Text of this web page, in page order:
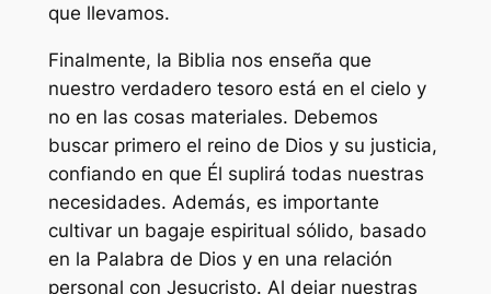
que llevamos.
Finalmente, la Biblia nos enseña que
nuestro verdadero tesoro está en el cielo y
no en las cosas materiales. Debemos
buscar primero el reino de Dios y su justicia,
confiando en que Él suplirá todas nuestras
necesidades. Además, es importante
cultivar un bagaje espiritual sólido, basado
en la Palabra de Dios y en una relación
personal con Jesucristo. Al dejar nuestras